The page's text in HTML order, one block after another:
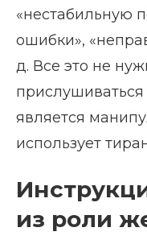
«нестабильную
ошибки»,
д. Все это не
является
использует
из роли